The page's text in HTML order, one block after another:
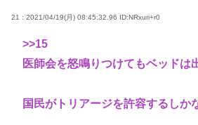
21 : 2021/04/19(月) 08:45:32.96 ID:NRxuri+r0
>>15
医師会を怒鳴りつけてもベッドは
国民がトリアージを許容するしか